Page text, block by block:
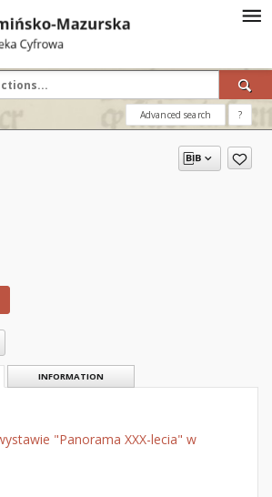
Advanced search ?
INFORMATION
"Panorama XXX-lecia" w